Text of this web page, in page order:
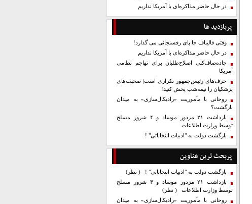
در حال حاضر مذاکره‌ای با آمریکا نداریم
پربازدید ها
وقتی قالیباف جا پای رفسنجانی می گذارد!
در حال حاضر مذاکره‌ای با آمریکا نداریم
جاده‌صاف‌کنی اصلاح‌طلبان برای تهاجم نظامی
آمریکا
حرف‌های رئیس‌جمهور تکراری است| صحبت‌های
پزشکیان را نیمه‌شب پخش کنید!
روحانی با مأموریت «رادیکال‌سازی» به میدان
بازگشت؟
بازداشت ۲۱ مزدور موساد و ۴ شرور مسلح
توسط وزارت اطلاعات
بازگشت دولت به "ادبیات انتخاباتی" !
پربحث ترین عناوین
بازگشت دولت به "ادبیات انتخاباتی" ! ( نظر)
بازداشت ۲۱ مزدور موساد و ۴ شرور مسلح
توسط وزارت اطلاعات ( نظر)
روحانی با مأموریت «رادیکال‌سازی» به میدان